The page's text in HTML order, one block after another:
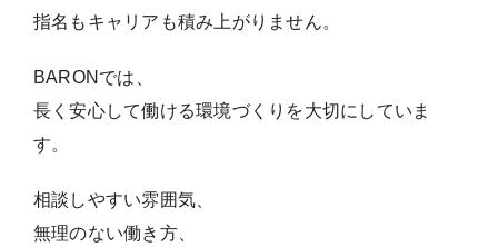
指名もキャリアも積み上がりません。
BARONでは、
長く安心して働ける環境づくりを大切にしていま
す。
相談しやすい雰囲気、
無理のない働き方、